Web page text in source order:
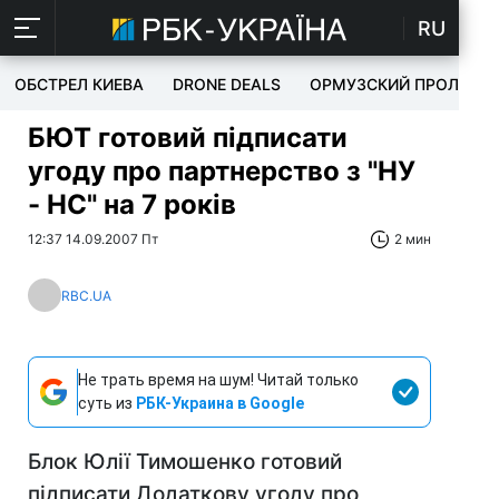
RU
ОБСТРЕЛ КИЕВА DRONE DEALS ОРМУЗСКИЙ ПРОЛИВ
БЮТ готовий підписати
угоду про партнерство з "НУ
- НС" на 7 років
12:37 14.09.2007 Пт 2 мин
RBC.UA
Не трать время на шум! Читай только
суть из РБК-Украина в Google
Блок Юлії Тимошенко готовий